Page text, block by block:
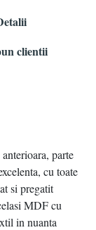
clientii
parte
cu toate
si pregatit
MDF cu
in nuanta